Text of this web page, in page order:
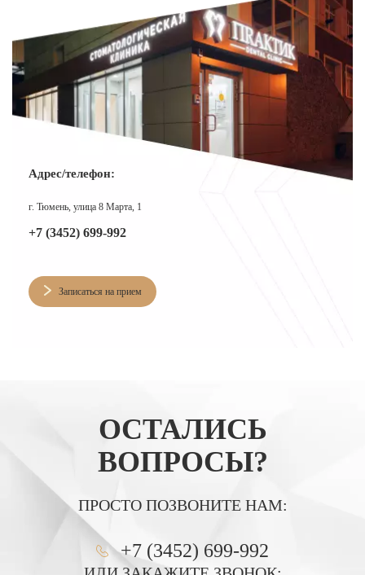
Адрес/телефон:
г. Тюмень, улица 8 Марта, 1
+7 (3452) 699-992
Записаться на прием
ОСТАЛИСЬ
ВОПРОСЫ?
ПРОСТО ПОЗВОНИТЕ НАМ:
+7 (3452) 699-992